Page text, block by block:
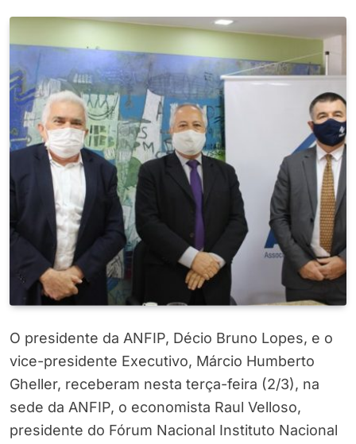
O presidente da ANFIP, Décio Bruno Lopes, e o
vice-presidente Executivo, Márcio Humberto
Gheller, receberam nesta terça-feira (2/3), na
sede da ANFIP, o economista Raul Velloso,
presidente do Fórum Nacional Instituto Nacional